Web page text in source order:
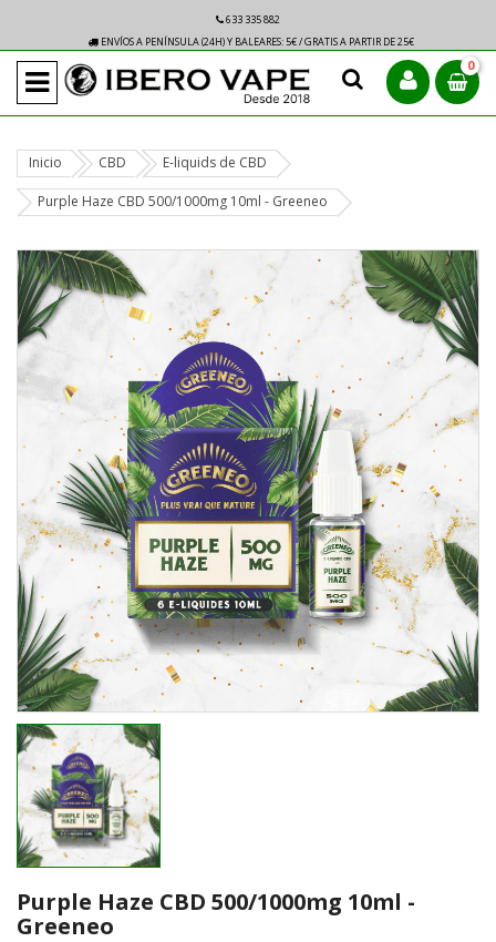
633 335 882
ENVÍOS A PENÍNSULA (24H) Y BALEARES: 5€ / GRATIS A PARTIR DE 25€
0
Inicio CBD E-liquids de CBD
Purple Haze CBD 500/1000mg 10ml - Greeneo
Purple Haze CBD 500/1000mg 10ml -
Greeneo